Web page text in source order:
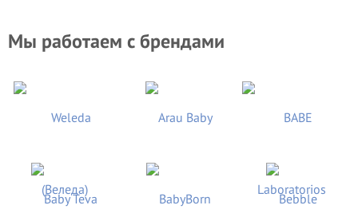
Мы работаем с брендами